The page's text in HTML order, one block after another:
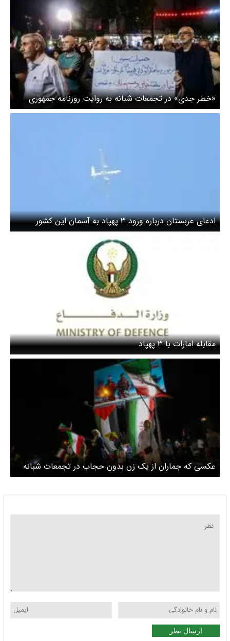
«خطر جدی»‌ در تجمعات شبانه به روایت روزنامه جمهوری
اسلامی
ادعای عربستان درباره ورود ۳ پهپاد به آسمان این کشور
مقابله امارات با ۳ پهپاد
عکسی که جماران از یک زن بدون حجاب در تجمعات شبانه
تهران منتشر کرد
ارسال نظر